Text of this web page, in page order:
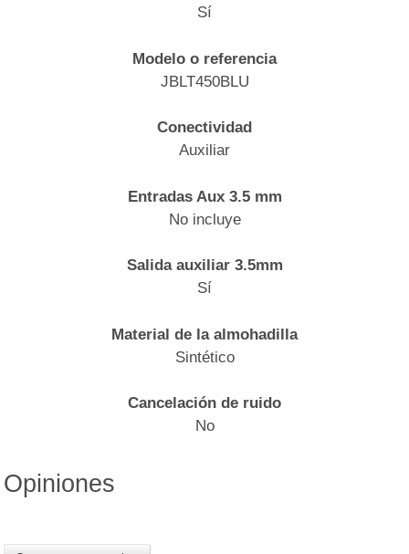
Sí
Modelo o referencia
JBLT450BLU
Conectividad
Auxiliar
Entradas Aux 3.5 mm
No incluye
Salida auxiliar 3.5mm
Sí
Material de la almohadilla
Sintético
Cancelación de ruido
No
Opiniones